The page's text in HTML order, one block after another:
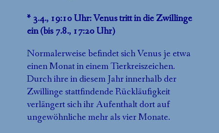
* 3.4., 19:10 Uhr: Venus tritt in die Zwillinge
ein (bis 7.8., 17:20 Uhr)
Normalerweise befindet sich Venus je etwa
einen Monat in einem Tierkreiszeichen.
Durch ihre in diesem Jahr innerhalb der
Zwillinge stattfindende Rückläufigkeit
verlängert sich ihr Aufenthalt dort auf
ungewöhnliche mehr als vier Monate.